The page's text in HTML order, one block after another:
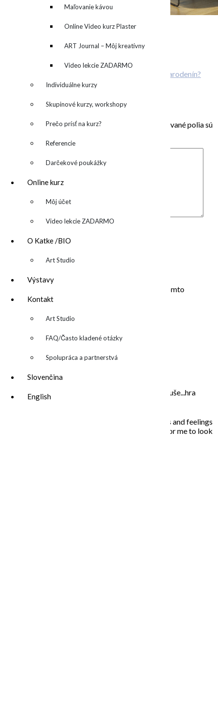
(Mixed Media)
Maľovanie kávou
Online Video kurz Plaster
ART
ART Journal – Môj kreatívny
denník
Video lekcie ZADARMO
Individuálne kurzy
Skupinové kurzy, workshopy
Prečo prísť na kurz?
Referencie
Darčekové poukážky
Online kurz
▼ Môj účet
Video lekcie ZADARMO
O Katke /BIO
▼ Art Studio
Výstavy
Kontakt
▼ Art Studio
FAQ/Často kladené otázky
Spolupráca a partnerstvá
Slovenčina
English
Related Posts
… prečo otvoriť dvere svojej kreativite?
ONLINE kurz abstraktnej maľby
Plánujete svadbu? Alebo originálnu oslavu narodenín?
Individuálny kurz maľovania
Pridaj komentár
Vaša e-mailová adresa nebude zverejnená.
Vyžadované polia sú
Uložiť moje meno, e-mail a webovú stránku v tomto
prehliadači pre moje budúce komentáre.
O MNE – ABOUT ME
Moje maľovanie je intuitívne, sú to príbehy mojej duše...hra
farieb a ich nekonečných kombinácií na plátne.
In my paintings I try to capture everyday situations and feelings
that touched my soul. Painting is the opportunity for me to look